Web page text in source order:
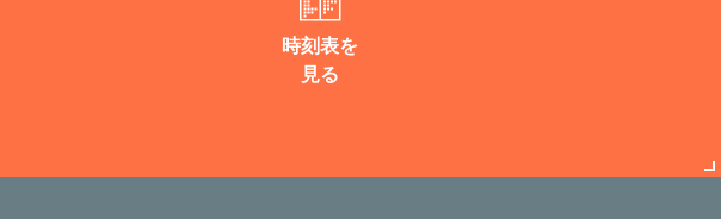
時刻表を
見る